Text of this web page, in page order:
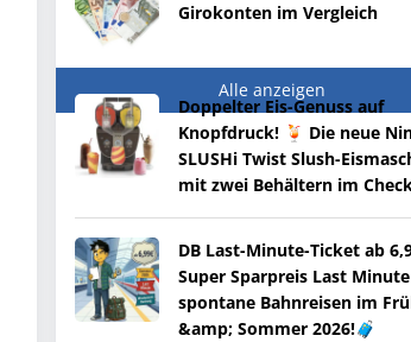
Girokonten im Vergleich
Alle anzeigen
Doppelter Eis-Genuss auf
Knopfdruck! 🍹 Die neue
SLUSHi Twist Slush-
mit zwei Behältern im
DB Last-Minute-Ticket ab
Super Sparpreis Last
spontane Bahnreisen im
&amp; Sommer 2026!🧳